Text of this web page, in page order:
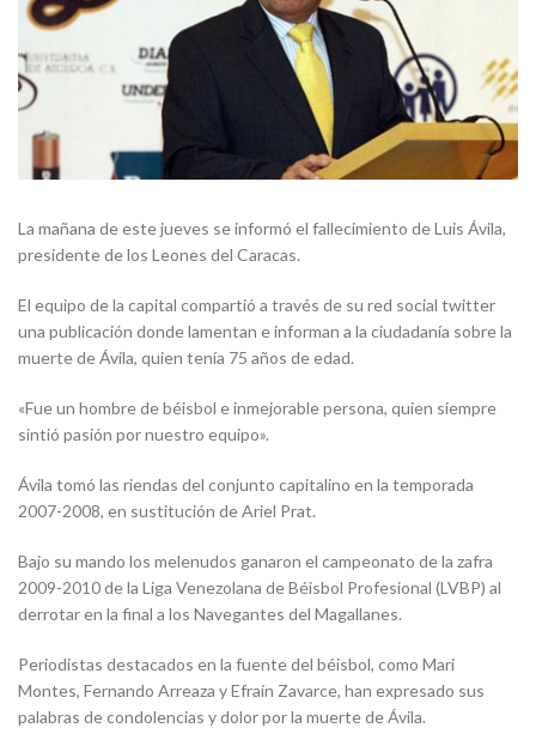
La mañana de este jueves se informó el fallecimiento de Luis Ávila,
presidente de los Leones del Caracas.
El equipo de la capital compartió a través de su red social twitter
una publicación donde lamentan e informan a la ciudadanía sobre la
muerte de Ávila, quien tenía 75 años de edad.
«Fue un hombre de béisbol e inmejorable persona, quien siempre
sintió pasión por nuestro equipo».
Ávila tomó las riendas del conjunto capitalino en la temporada
2007-2008, en sustitución de Ariel Prat.
Bajo su mando los melenudos ganaron el campeonato de la zafra
2009-2010 de la Liga Venezolana de Béisbol Profesional (LVBP) al
derrotar en la final a los Navegantes del Magallanes.
Periodistas destacados en la fuente del béisbol, como Mari
Montes, Fernando Arreaza y Efraín Zavarce, han expresado sus
palabras de condolencias y dolor por la muerte de Ávila.